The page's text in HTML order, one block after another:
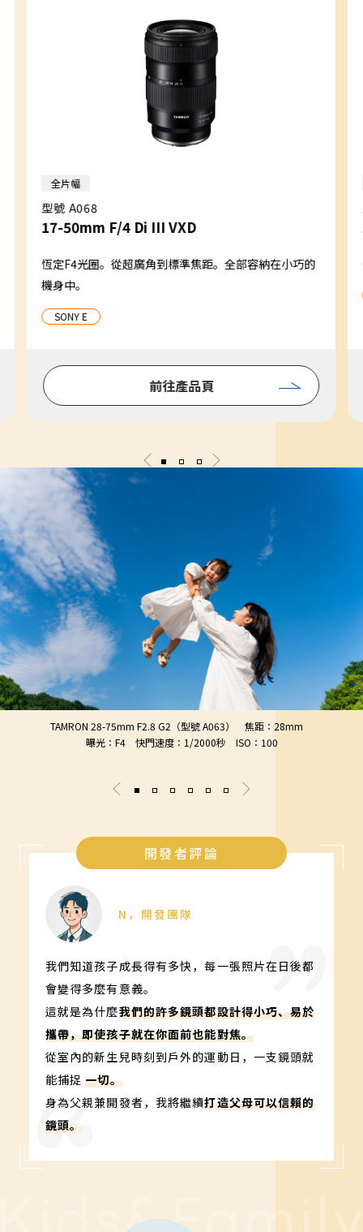
全片幅
型號 A068
17-50mm F/4 Di III VXD
恆定F4光圈。從超廣角到標準焦距。全部容納在小巧的
機身中。
SONY E
前往產品頁
TAMRON 28-75mm F2.8 G2（型號 A063） 焦距：28mm
曝光：F4 快門速度：1/2000秒 ISO：100
開發者評論
N，開發團隊
我們知道孩子成長得有多快，每一張照片在日後都
會變得多麼有意義。
這就是為什麼我們的許多鏡頭都設計得小巧、易於
攜帶，即使孩子就在你面前也能對焦。
從室內的新生兒時刻到戶外的運動日，一支鏡頭就
能捕捉一切。
身為父親兼開發者，我將繼續打造父母可以信賴的
鏡頭。